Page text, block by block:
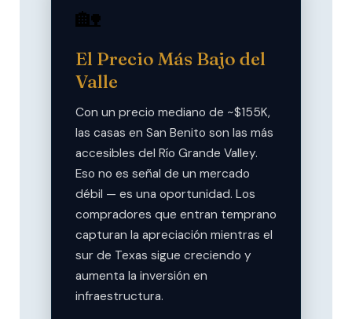
🏡
El Precio Más Bajo del
Valle
Con un precio mediano de ~$155K,
las casas en San Benito son las más
accesibles del Río Grande Valley.
Eso no es señal de un mercado
débil — es una oportunidad. Los
compradores que entran temprano
capturan la apreciación mientras el
sur de Texas sigue creciendo y
aumenta la inversión en
infraestructura.